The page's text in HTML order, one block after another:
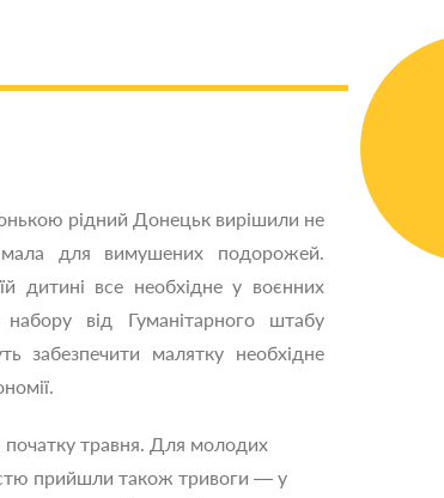
рідний Донецьк вирішили не
для вимушених подорожей.
дитині все необхідне у воєнних
від Гуманітарного штабу
забезпечити малятку необхідне
початку травня. Для молодих
прийшли також тривоги — у